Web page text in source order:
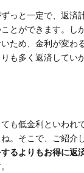
っと一定で、返済
とができます。し
ため、金利が変わ
も多く返済してい
も低金利といわれ
。そこで、ご紹介
るよりもお得に返